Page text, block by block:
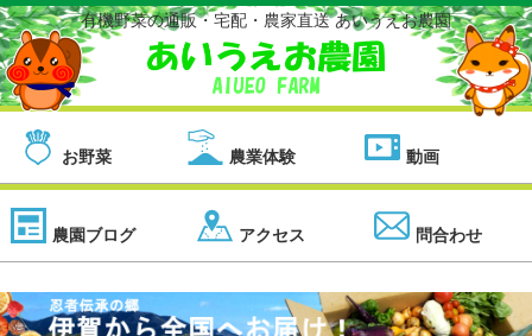
有機野菜の通販・宅配・農家直送 あいうえお農園
お野菜 農業体験 動画
農園ブログ アクセス 問合わせ